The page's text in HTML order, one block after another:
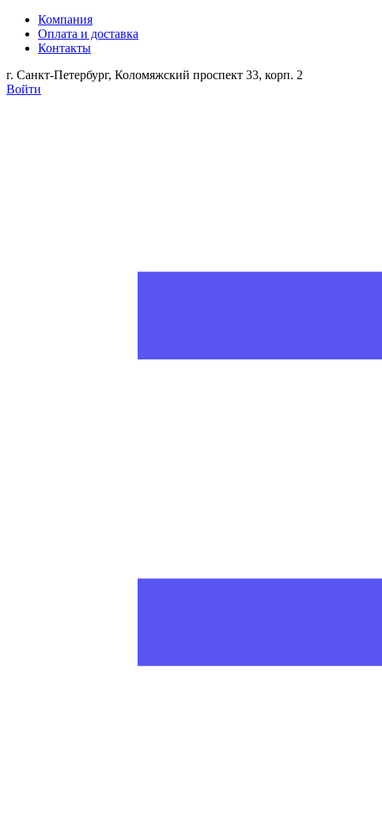
Компания
Оплата и доставка
Контакты
г. Санкт-Петербург, Коломяжский проспект 33, корп. 2
Войти